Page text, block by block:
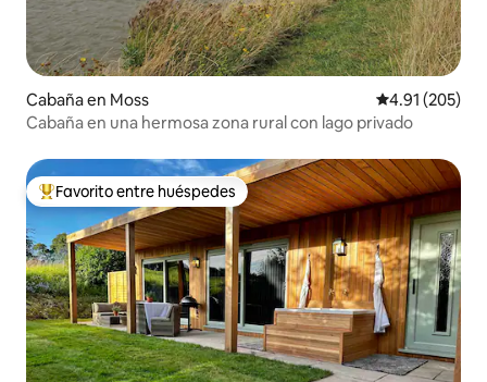
Cabaña en Moss Calificación
4.91 (205)
Cabaña en una hermosa zona rural con lago privado
Favorito entre huéspedes preferido
Favorito entre huéspedes